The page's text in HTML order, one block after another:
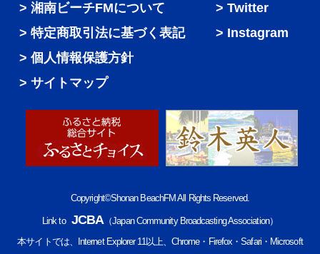
湘南ビーチFMについて
特定商取引法に基づく表記
個人情報保護方針
サイトマップ
Twitter
Instagram
Copyright©Shonan BeachFM All Rights Reserved.
Link to JCBA（Japan Community Broadcasting Association）
本サイトでは、Internet Explorer 11以上、Chrome・Firefox・Safari・Microsoft